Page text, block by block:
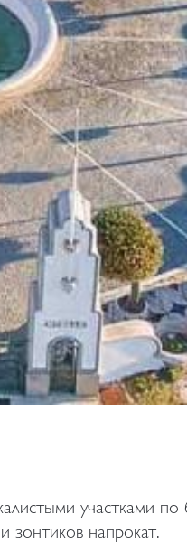
зонтиков напрокат.